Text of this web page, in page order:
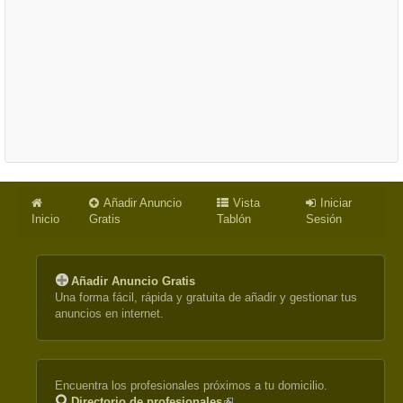
Inicio
Añadir Anuncio
Gratis
Vista
Tablón
Iniciar
Sesión
Añadir Anuncio Gratis
Una forma fácil, rápida y gratuita de añadir y gestionar tus
anuncios en internet.
Encuentra los profesionales próximos a tu domicilio.